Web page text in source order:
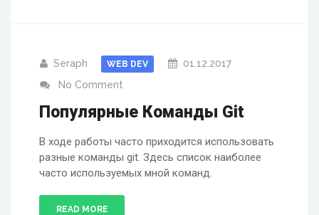
Seraph WEB DEV
01.12.2017
No Comment
Популярные Команды Git
В ходе работы часто приходится использовать
разные команды git. Здесь список наиболее
часто используемых мной команд.
READ MORE